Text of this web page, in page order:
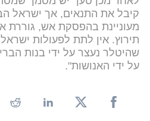
קיבל את התנאים, אך ישראל
מעוניינת בהפסקת אש, גוררת
תירוץ. אין לתת לפעולות
שהיטלר נעצר על ידי בנות
על ידי האנושות".